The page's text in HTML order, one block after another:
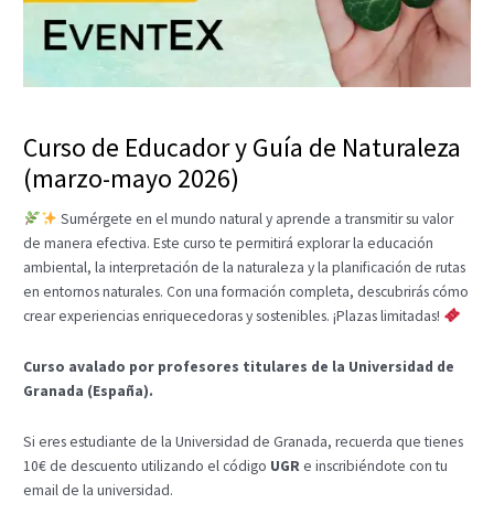
Curso de Educador y Guía de Naturaleza
(marzo-mayo 2026)
Sumérgete en el mundo natural y aprende a transmitir su valor
de manera efectiva. Este curso te permitirá explorar la educación
ambiental, la interpretación de la naturaleza y la planificación de rutas
en entornos naturales. Con una formación completa, descubrirás cómo
crear experiencias enriquecedoras y sostenibles. ¡Plazas limitadas!
Curso avalado por profesores titulares de la Universidad de
Granada (España).
Si eres estudiante de la Universidad de Granada, recuerda que tienes
10€ de descuento utilizando el código UGRe inscribiéndote con tu
email de la universidad.